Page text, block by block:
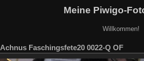
Meine Piwigo-
Willkommen!
Achnus Faschingsfete20 0022-Q OF